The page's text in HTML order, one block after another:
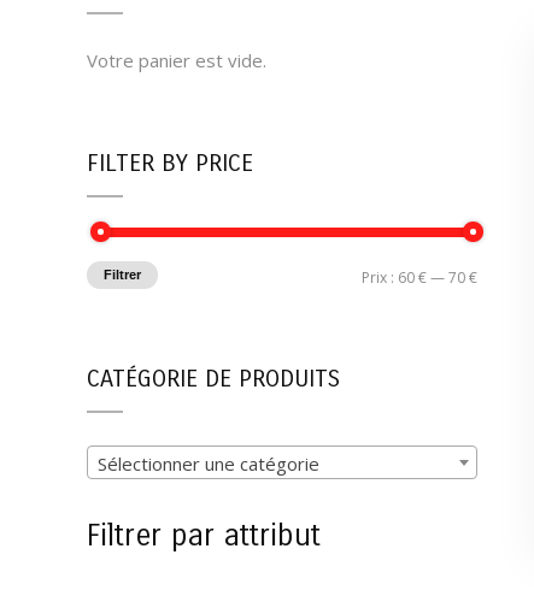
Votre panier est vide.
FILTER BY PRICE
Filtrer Prix : 60 €—70 €
CATÉGORIE DE PRODUITS
Sélectionner une catégorie
Filtrer par attribut